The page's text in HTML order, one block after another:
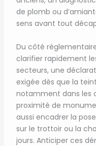
de plomb ou
sens avant tout
Du côté
clarifier rapidement
secteurs, une
exigée dès que la
notamment dans les
proximité de
aussi encadrer la
sur le trottoir ou la
jours. Anticiper ces